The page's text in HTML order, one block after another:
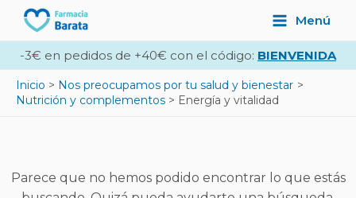
contenido
Main
Menu
Menú
-3€ en pedidos de +40€ con el código: BIENVENIDA
Inicio
Nos preocupamos por tu salud y bienestar
Nutrición y complementos
Energía y vitalidad
Parece que no hemos podido encontrar lo que estás
Buscar
por: